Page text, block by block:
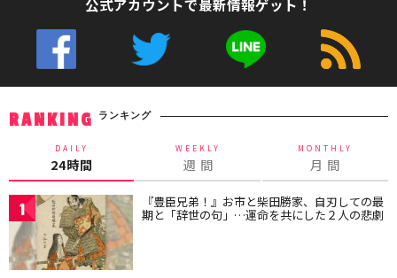
公式アカウントで最新情報ゲット！
RANKING ランキング
DAILY
24時間
WEEKLY
週 間
MONTHLY
月 間
1 『豊臣兄弟！』お市と柴田勝家、自刃しての最
期と「辞世の句」…運命を共にした２人の悲劇